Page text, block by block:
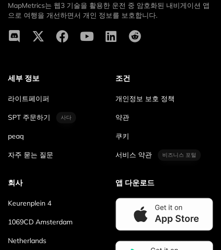
MapMetrics는 웹3 기술을 활용한 운전 중 암호화된 내비게이션 앱
으로 여행을 개선하면서 개인 정보를 보호합니다.
세부 정보
라이트페이퍼
SPT 주문하기 사다
peaq
자주 묻는 질문
조건
개인정보 보호 정책
약관
쿠키
서비스 약관 비즈니스 포털
회사
Keurenplein 4
1069CD Amsterdam
Netherlands
앱 다운로드